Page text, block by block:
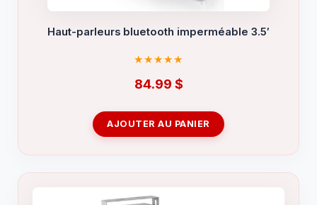
Haut-parleurs bluetooth imperméable 3.5′
84.99 $
AJOUTER AU PANIER